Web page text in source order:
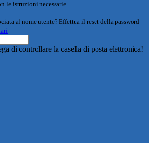
le istruzioni necessarie.
al nome utente? Effettua il reset della password
di controllare la casella di posta elettronica!